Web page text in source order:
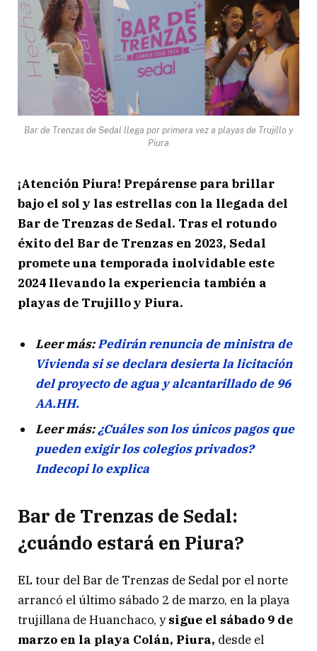
Bar de Trenzas de Sedal llega por primera vez a playas de Trujillo y
Piura
¡Atención Piura! Prepárense para brillar
bajo el sol y las estrellas con la llegada del
Bar de Trenzas de Sedal. Tras el rotundo
éxito del Bar de Trenzas en 2023, Sedal
promete una temporada inolvidable este
2024 llevando la experiencia también a
playas de Trujillo y Piura.
Leer más:Pedirán renuncia de ministra de
Vivienda si se declara desierta la licitación
del proyecto de agua y alcantarillado de 96
AA.HH.
Leer más:¿Cuáles son los únicos pagos que
pueden exigir los colegios privados?
Indecopi lo explica
Bar de Trenzas de Sedal:
¿cuándo estará en Piura?
EL tour del Bar de Trenzas de Sedal por el norte
arrancó el último sábado 2 de marzo, en la playa
trujillana de Huanchaco, ysigue el sábado 9 de
marzo en la playa Colán, Piura, desde el